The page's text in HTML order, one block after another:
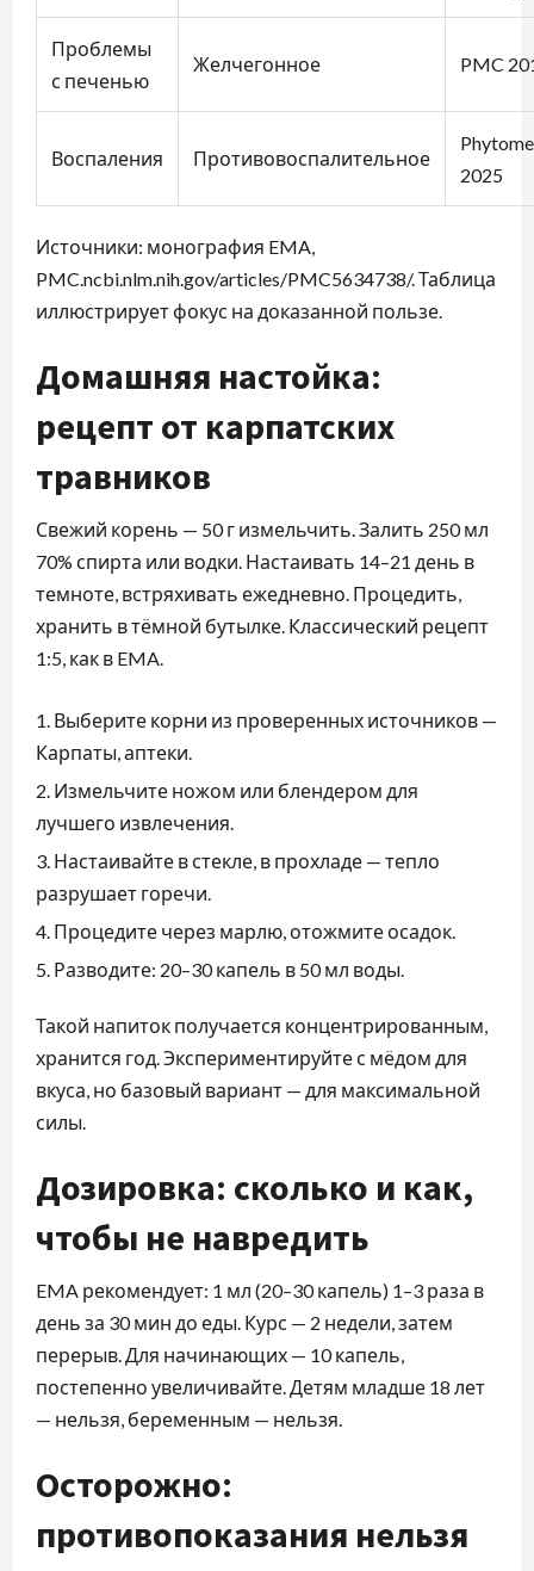
Проблемы
с печенью
Желчегонное PMC
Воспаления Противовоспалительное
2025
Источники: монография EMA,
PMC.ncbi.nlm.nih.gov/articles/PMC5634738/. Таблица
иллюстрирует фокус на доказанной пользе.
Домашняя настойка:
рецепт от карпатских
травников
Свежий корень — 50 г измельчить. Залить 250 мл
70% спирта или водки. Настаивать 14–21 день в
темноте, встряхивать ежедневно. Процедить,
хранить в тёмной бутылке. Классический рецепт
1:5, как в EMA.
Выберите корни из проверенных источников —
Карпаты, аптеки.
Измельчите ножом или блендером для
лучшего извлечения.
Настаивайте в стекле, в прохладе — тепло
разрушает горечи.
Процедите через марлю, отожмите осадок.
Разводите: 20–30 капель в 50 мл воды.
Такой напиток получается концентрированным,
хранится год. Экспериментируйте с мёдом для
вкуса, но базовый вариант — для максимальной
силы.
Дозировка: сколько и как,
чтобы не навредить
EMA рекомендует: 1 мл (20–30 капель) 1–3 раза в
день за 30 мин до еды. Курс — 2 недели, затем
перерыв. Для начинающих — 10 капель,
постепенно увеличивайте. Детям младше 18 лет
— нельзя, беременным — нельзя.
Осторожно:
противопоказания нельзя